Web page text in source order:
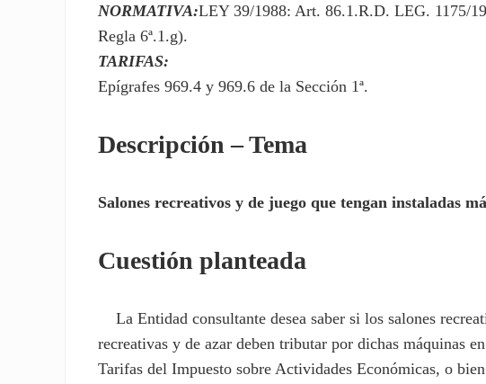
NORMATIVA:LEY 39/1988: Art. 86.1.R.D. LEG. 1175/
Regla 6ª.1.g).
TARIFAS:
Epígrafes 969.4 y 969.6 de la Sección 1ª.
Descripción – Tema
Salones recreativos y de juego que tengan instaladas
Cuestión planteada
La Entidad consultante desea saber si los salones
recreativas y de azar deben tributar por dichas máquinas
Tarifas del Impuesto sobre Actividades Económicas, o